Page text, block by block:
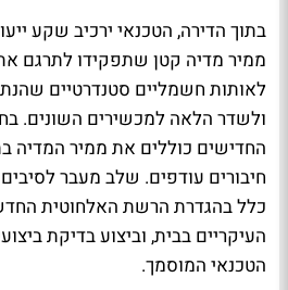
בתוך הדירה, הטכנאי ירכיב שקע
ממיר מדיה קטן שתפקידו לתרגם
לאותות חשמליים סטנדרטיים
ולשדר הלאה למכשירים השונים.
החדישים כוללים את ממיר המדיה
חיבורים עודפים. שלב מעבר
כלל בהגדרת הרשת האלחוטית
העיקריים בבית, וביצוע בדיקת
הטכנאי המוסמך.